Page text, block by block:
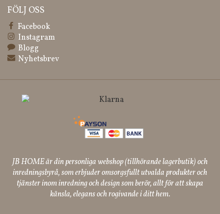
FÖLJ OSS
Facebook
Instagram
Blogg
Nyhetsbrev
JB HOME är din personliga webshop (tillhörande lagerbutik) och
inredningsbyrå, som erbjuder omsorgsfullt utvalda produkter och
tjänster inom inredning och design som berör, allt för att skapa
känsla, elegans och rogivande i ditt hem.